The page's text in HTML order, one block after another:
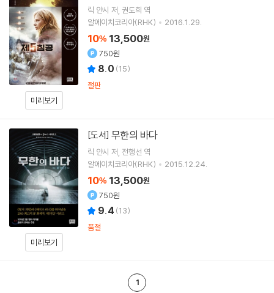
미리보기
릭 얀시 저 권도희 역
알에이치코리아(RHK)
2016.1.29.
10% 13,500원
750원
8.0 (15)
절판
미리보기
[도서] 무한의 바다
릭 얀시 저 전행선 역
알에이치코리아(RHK)
2015.12.24.
10% 13,500원
750원
9.4 (13)
품절
1